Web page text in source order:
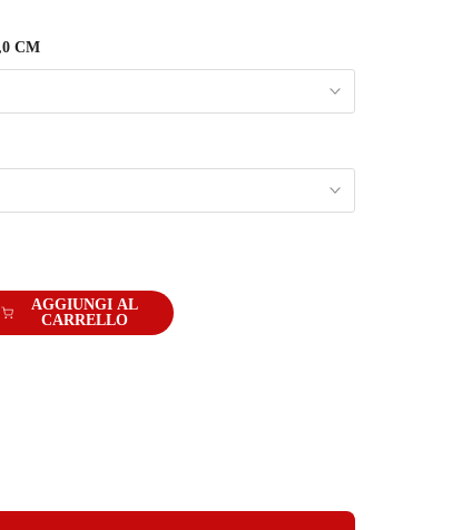
CM
AGGIUNGI AL
CARRELLO